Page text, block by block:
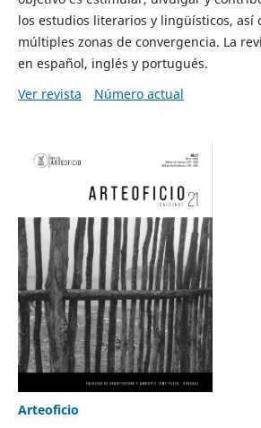
los estudios literarios y lingüísticos, así
múltiples zonas de convergencia. La
en español, inglés y portugués.
Ver revista
Número actual
Arteoficio